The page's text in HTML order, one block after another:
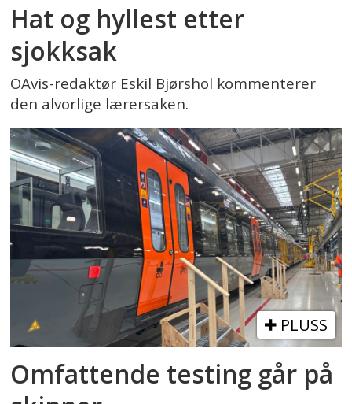
Hat og hyllest etter
sjokksak
OAvis-redaktør Eskil Bjørshol kommenterer
den alvorlige lærersaken.
PLUSS
Omfattende testing går på